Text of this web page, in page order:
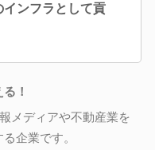
ンフラとして貢
！
メディアや不動産業を
企業です。